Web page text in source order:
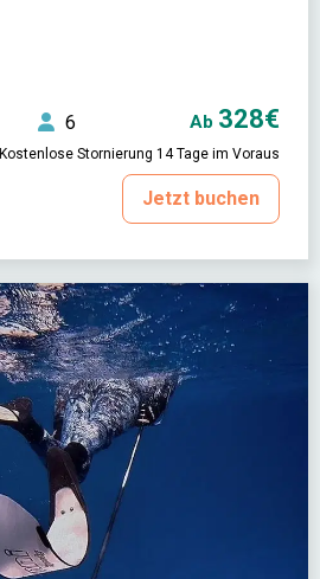
6 Ab 328€
Kostenlose Stornierung 14 Tage im Voraus
Jetzt buchen